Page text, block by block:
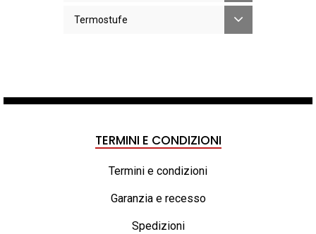
Termostufe
TERMINI E CONDIZIONI
Termini e condizioni
Garanzia e recesso
Spedizioni